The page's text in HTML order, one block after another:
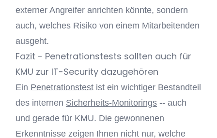
externer Angreifer anrichten könnte, sondern
auch, welches Risiko von einem Mitarbeitenden
ausgeht.
Fazit - Penetrationstests sollten auch für
KMU zur IT-Security dazugehören
Ein Penetrationstest ist ein wichtiger Bestandteil
des internen Sicherheits-Monitorings -- auch
und gerade für KMU. Die gewonnenen
Erkenntnisse zeigen Ihnen nicht nur, welche